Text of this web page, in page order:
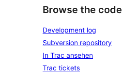
Browse the code
Development log
Subversion repository
In Trac ansehen
Trac tickets